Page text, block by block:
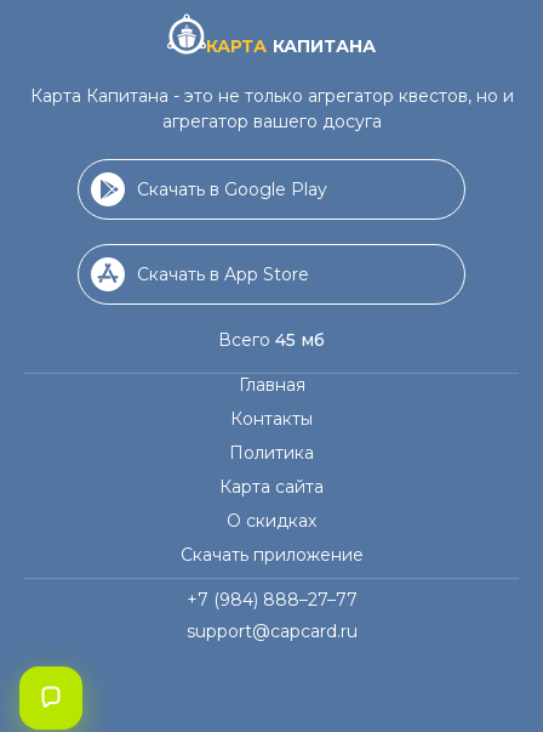
КАРТА КАПИТАНА
Карта Капитана - это не только агрегатор квестов, но и
агрегатор вашего досуга
Скачать в Google Play
Скачать в App Store
Всего 45 мб
Главная
Контакты
Политика
Карта сайта
О скидках
Скачать приложение
+7 (984) 888–27–77
support@capcard.ru